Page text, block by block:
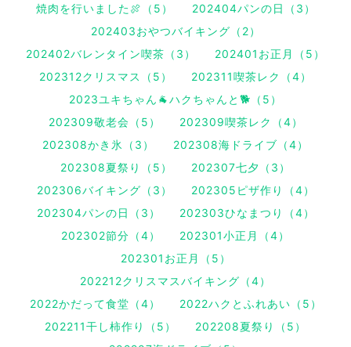
焼肉を行いました🍖（5）
202404パンの日（3）
202403おやつバイキング（2）
202402バレンタイン喫茶（3）
202401お正月（5）
202312クリスマス（5）
202311喫茶レク（4）
2023ユキちゃん🐐ハクちゃんと🐕（5）
202309敬老会（5）
202309喫茶レク（4）
202308かき氷（3）
202308海ドライブ（4）
202308夏祭り（5）
202307七夕（3）
202306バイキング（3）
202305ピザ作り（4）
202304パンの日（3）
202303ひなまつり（4）
202302節分（4）
202301小正月（4）
202301お正月（5）
202212クリスマスバイキング（4）
2022かだって食堂（4）
2022ハクとふれあい（5）
202211干し柿作り（5）
202208夏祭り（5）